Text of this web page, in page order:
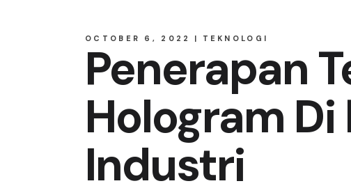
OCTOBER 6, 2022 TEKNOLOGI
Penerapan
Hologram Di
Industri